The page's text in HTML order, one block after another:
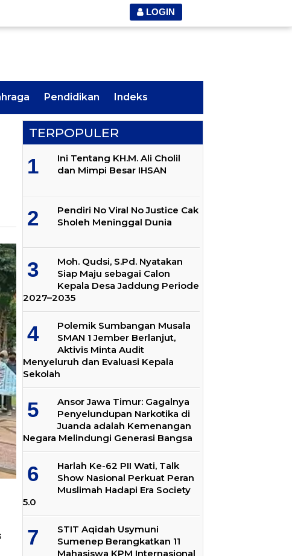
LOGIN
Pendidikan Indeks
TERPOPULER
Ini Tentang KH.M. Ali Cholil
dan Mimpi Besar IHSAN
Pendiri No Viral No Justice Cak
Sholeh Meninggal Dunia
Moh. Qudsi, S.Pd. Nyatakan
Siap Maju sebagai Calon
Kepala Desa Jaddung Periode
2027–2035
Polemik Sumbangan Musala
SMAN 1 Jember Berlanjut,
Aktivis Minta Audit
Menyeluruh dan Evaluasi Kepala
Sekolah
Ansor Jawa Timur: Gagalnya
Penyelundupan Narkotika di
Juanda adalah Kemenangan
Negara Melindungi Generasi Bangsa
Harlah Ke-62 PII Wati, Talk
Show Nasional Perkuat Peran
Muslimah Hadapi Era Society
5.0
STIT Aqidah Usymuni
Sumenep Berangkatkan 11
Mahasiswa KPM Internasional